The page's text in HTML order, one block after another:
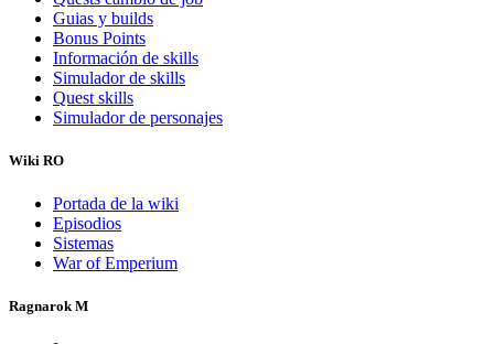
Guias y builds
Bonus Points
Información de skills
Simulador de skills
Quest skills
Simulador de personajes
Wiki RO
Portada de la wiki
Episodios
Sistemas
War of Emperium
Ragnarok M